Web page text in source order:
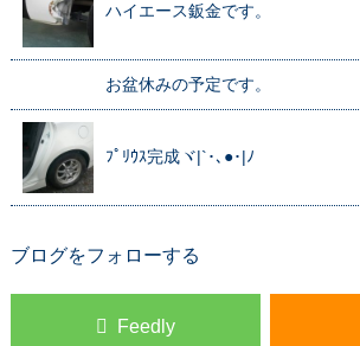
ハイエース鈑金です。
お盆休みの予定です。
ﾌﾟﾘｳｽ完成ヾ|`･､●･|ﾉ
ブログをフォローする
Feedly